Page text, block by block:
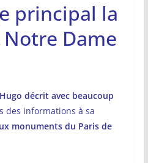
principal la
Dame
décrit avec beaucoup
des informations à sa
monuments du Paris de